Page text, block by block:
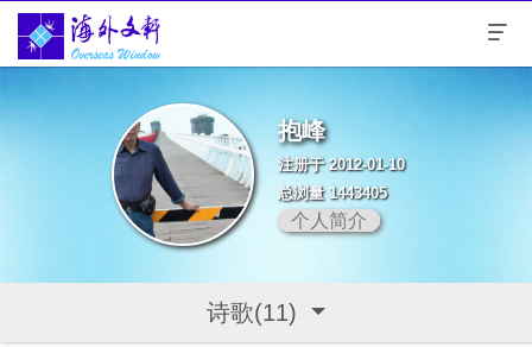
抱峰
注册于 2012-01-10
总浏量 1443405
个人简介
诗歌(11)